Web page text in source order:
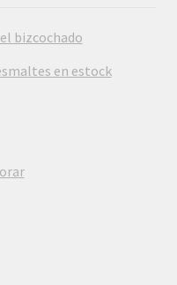
bizcochado
en estock